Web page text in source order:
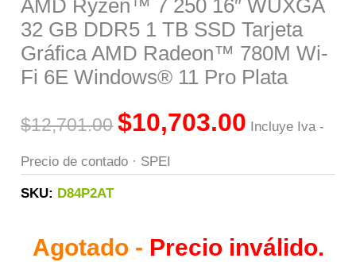
AMD Ryzen™ 7 250 16″ WUXGA
32 GB DDR5 1 TB SSD Tarjeta
Gráfica AMD Radeon™ 780M Wi-
Fi 6E Windows® 11 Pro Plata
$12,701.00 $10,703.00 Incluye Iva -
Precio de contado · SPEI
SKU: D84P2AT
Agotado - Precio inválido.